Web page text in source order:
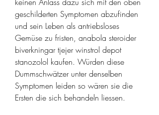
geschilderten Symptomen abzufinden
und sein Leben als antriebsloses
Gemüse zu fristen, anabola steroider
biverkningar tjejer winstrol depot
stanozolol kaufen. Würden diese
Dummschwätzer unter denselben
Symptomen leiden so wären sie die
Ersten die sich behandeln liessen.